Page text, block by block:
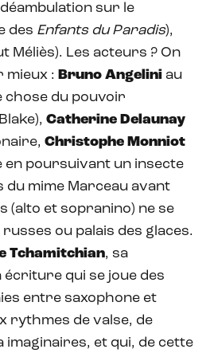
sur le
des Enfants du Paradis),
Méliès). Les acteurs ? On
mieux : Bruno Angelini au
chose du pouvoir
Catherine Delaunay
Christophe Monniot
en poursuivant un insecte
du mime Marceau avant
(alto et sopranino) ne se
ou palais des glaces.
Tchamitchian, sa
qui se joue des
entre saxophone et
rythmes de valse, de
imaginaires, et qui, de cette